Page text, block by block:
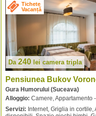
Tichete
Vacanță
Da 240 lei camera tripla
Pensiunea Bukov
Gura Humorului (Suceava)
Alloggio: Camere, Appartamento
Servizi: Internet, Griglia in